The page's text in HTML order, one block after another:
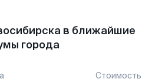
в ближайшие
города
Стоимость